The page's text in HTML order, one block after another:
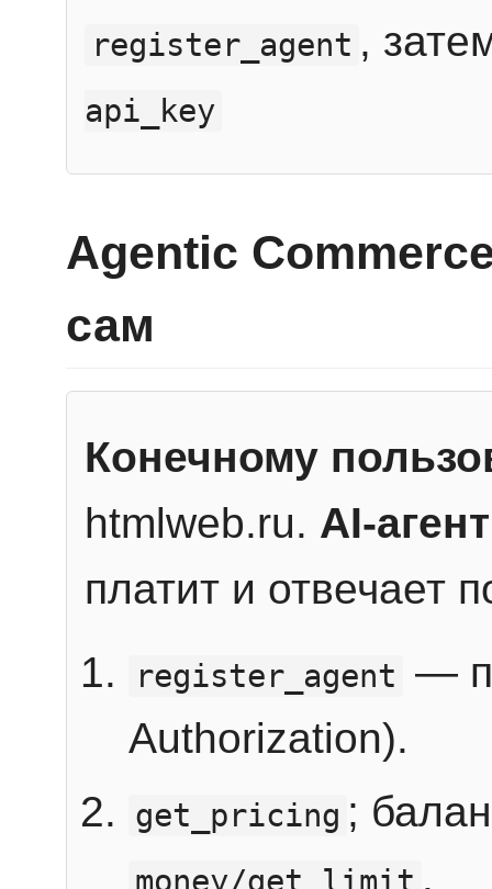
register_agent ,
api_key
Agentic
сам
Конечному
htmlweb.ru. AI-агент
платит и отвечает
register_agent —
Authorization).
get_pricing ;
.